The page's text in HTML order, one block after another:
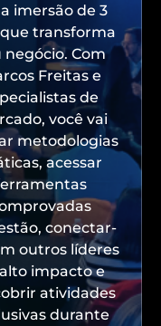
imersão de 3
transforma
negócio. Com
Freitas e
de
você vai
metodologias
acessar
conectar-
outros líderes
impacto e
atividades
durante